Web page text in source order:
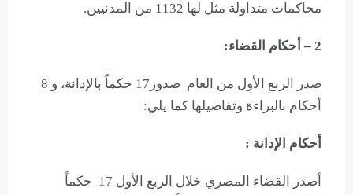
محاكمات متداولة مثل لها 1132 من المدنيين.
2 – أحكام القضاء:
صدر الربع الأول من العام صدور17 حكماً بالإدانة، و 8
أحكام بالبراءة وتفاصيلها كما يلي:
أحكام الإدانة :
أصدر القضاء المصري خلال الربع الأول 17 حكماً